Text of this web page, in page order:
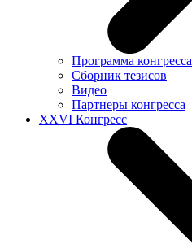
Программа конгресса
Сборник тезисов
Видео
Партнеры конгресса
XXVI Конгресс